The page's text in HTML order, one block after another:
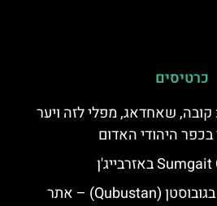
כרטיסים
קובה, שאחדאג, מפלי לזה ויער
היהודי האדום
שמורת הפטרוגליפים בגובוסטן (Qubustan) – אתר